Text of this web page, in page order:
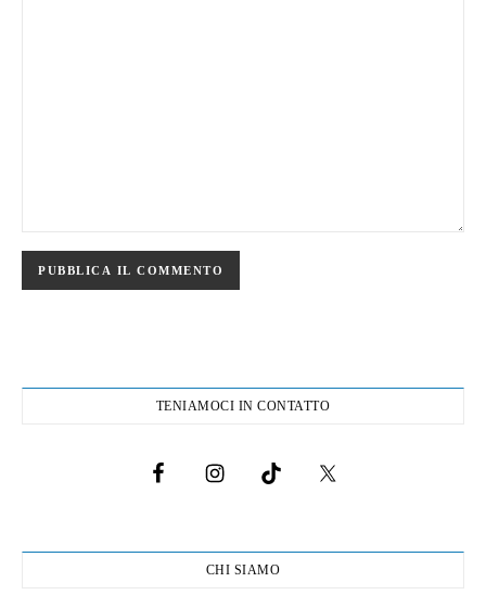
TENIAMOCI IN CONTATTO
CHI SIAMO